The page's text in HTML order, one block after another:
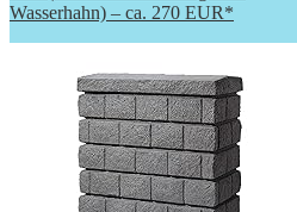
Wasserhahn) – ca. 270 EUR*